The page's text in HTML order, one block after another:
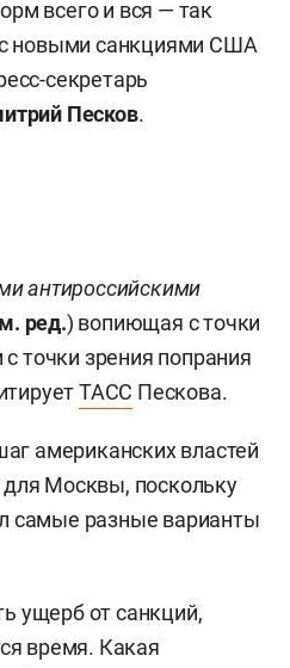
всего и вся — так
с новыми санкциями США
секретарь
Песков.
антироссийскими
ред.) вопиющая с точки
точки зрения попрания
ТАСС Пескова.
американских властей
Москвы, поскольку
самые разные варианты
ущерб от санкций,
время. Какая